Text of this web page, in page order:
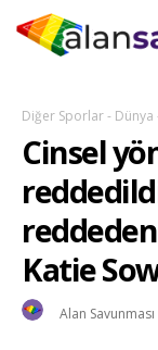
Diğer Sporlar- Dünya
Cinsel
Katie
Alan Savunması